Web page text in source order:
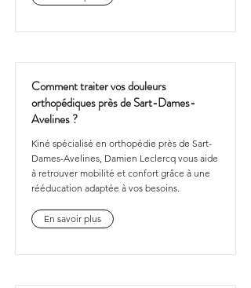
Comment traiter vos douleurs
orthopédiques près de Sart-Dames-
Avelines ?
Kiné spécialisé en orthopédie près de Sart-
Dames-Avelines, Damien Leclercq vous aide
à retrouver mobilité et confort grâce à une
rééducation adaptée à vos besoins.
En savoir plus